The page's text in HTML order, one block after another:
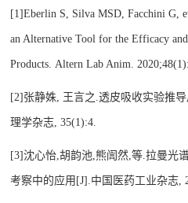
[1]Eberlin S, Silva MSD, Facchini G,
an Alternative Tool for the Efficacy
Products. Altern Lab Anim.
[2]张静姝, 王言之.透皮吸收实验推
理学杂志, 35(1):4.
[3]沈心怡,胡韵池,熊訚然,等.拉曼光
考察中的应用[J].中国医药工业杂志,